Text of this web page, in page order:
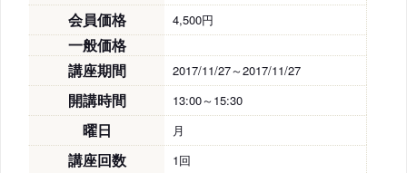
会員価格 4,500円
一般価格
講座期間
2017/11/27～2017/11/27
開講時間 13:00～15:30
曜日 月
講座回数 1回